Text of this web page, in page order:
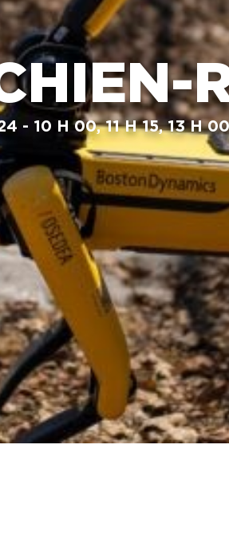
VISITE DES
COULISSES
- 10 H 00, 11 H 15, 13 H